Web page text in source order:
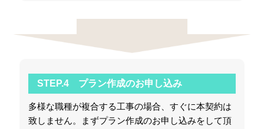
STEP.4 プラン作成のお申し込み
多様な職種が複合する工事の場合、すぐに本契約は
致しません。まずプラン作成のお申し込みをして頂